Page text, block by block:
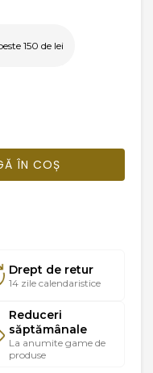
150 de lei
ÎN COȘ
Drept de retur
14 zile calendaristice
Reduceri
săptămânale
La anumite game de
produse